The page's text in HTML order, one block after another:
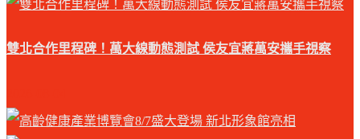
雙北合作里程碑！萬大線動態測試 侯友宜蔣萬安攜手視察